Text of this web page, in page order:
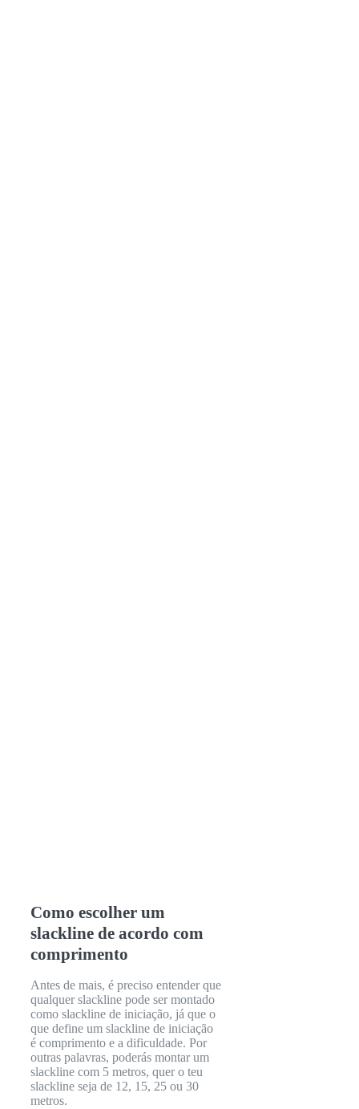
Como escolher um
slackline de acordo com
comprimento
Antes de mais, é preciso entender que
qualquer slackline pode ser montado
como slackline de iniciação, já que o
que define um slackline de iniciação
é comprimento e a dificuldade. Por
outras palavras, poderás montar um
slackline com 5 metros, quer o teu
slackline seja de 12, 15, 25 ou 30
metros.